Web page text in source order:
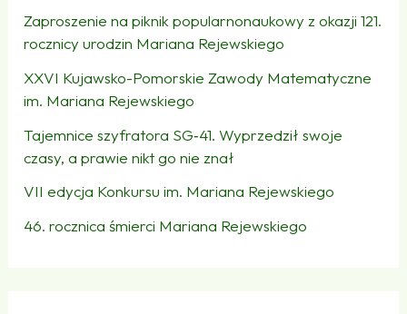
Zaproszenie na piknik popularnonaukowy z okazji 121.
rocznicy urodzin Mariana Rejewskiego
XXVI Kujawsko-Pomorskie Zawody Matematyczne
im. Mariana Rejewskiego
Tajemnice szyfratora SG‑41. Wyprzedził swoje
czasy, a prawie nikt go nie znał
VII edycja Konkursu im. Mariana Rejewskiego
46. rocznica śmierci Mariana Rejewskiego